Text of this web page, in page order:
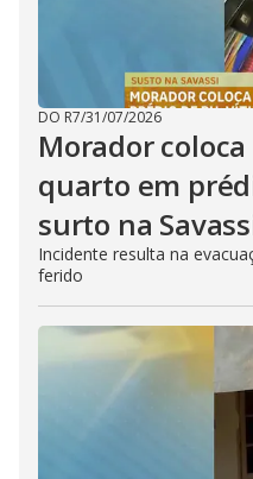
DO R7/31/07/2026
Morador
quarto em
surto na
Incidente resulta na
ferido